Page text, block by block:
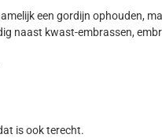
een gordijn ophouden,
naast kwast-embrassen,
is ook terecht.